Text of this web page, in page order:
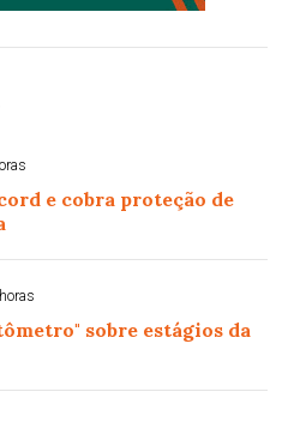
e cobra proteção de
sobre estágios da